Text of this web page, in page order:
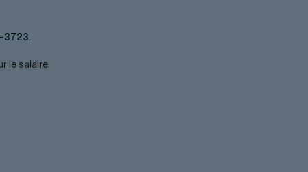
3723.
le salaire.